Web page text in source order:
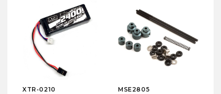
XTR-0210
MSE2805